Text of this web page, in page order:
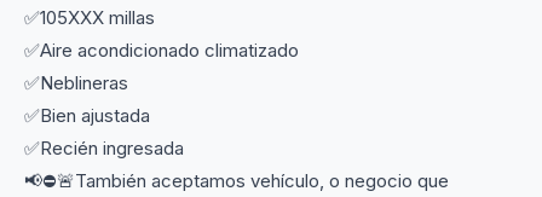
✅105XXX millas
✅Aire acondicionado climatizado
✅Neblineras
✅Bien ajustada
✅Recién ingresada
📢⛔🚨También aceptamos vehículo, o negocio que